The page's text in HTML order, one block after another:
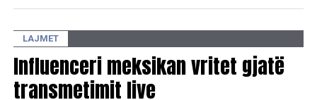
rrezikun e kancerit të gjirit. Megjithatë, ato kanë hapur një
shpreh Rourke.
Sipas ekspertëve, një nga arsyet e mundshme të këtij
efekti lidhet me faktin se barnat GLP-1 ndihmojnë në
LAJMET
Influenceri meksikan vritet gjatë
transmetimit live